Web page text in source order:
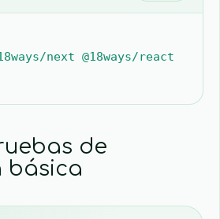
next @18ways/react
de
básica